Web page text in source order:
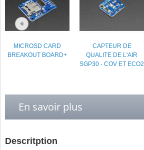
MICROSD CARD
BREAKOUT BOARD+
CAPTEUR DE
QUALITE DE L'AIR
SGP30 - COV ET ECO2
En savoir plus
Descritption